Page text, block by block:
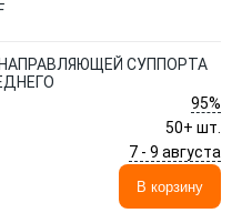
СУППОРТА
95%
50+ шт.
7 - 9 августа
В корзину